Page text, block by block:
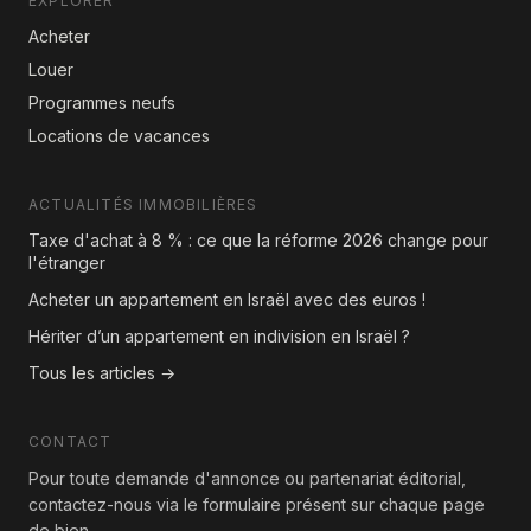
Acheter
Louer
Programmes neufs
Locations de vacances
ACTUALITÉS IMMOBILIÈRES
Taxe d'achat à 8 % : ce que la réforme 2026 change pour
l'étranger
Acheter un appartement en Israël avec des euros !
Hériter d’un appartement en indivision en Israël ?
Tous les articles →
CONTACT
Pour toute demande d'annonce ou partenariat éditorial,
contactez-nous via le formulaire présent sur chaque page